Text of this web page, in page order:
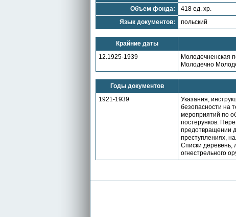
Объем фонда:
418 ед. хр.
Язык документов:
польский
Крайние даты
12.1925-1939
Молодечненская
Молодечно
Годы документов
1921-1939
Указания,
безопасности на
мероприятий по
постерунков.
предотвращении
преступлениях,
Списки
огнестрельного